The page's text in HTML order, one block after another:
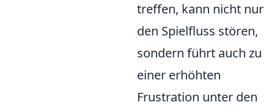
treffen, kann nicht nur
den Spielfluss stören,
sondern führt auch zu
einer erhöhten
Frustration unter den